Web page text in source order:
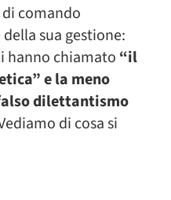
comando
sua gestione:
hanno chiamato “il
e la meno
dilettantismo
di cosa si